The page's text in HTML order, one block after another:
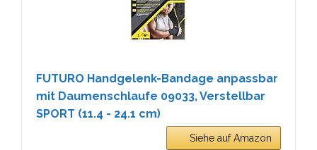
FUTURO Handgelenk-Bandage anpassbar
mit Daumenschlaufe 09033, Verstellbar
SPORT (11.4 - 24.1 cm)
Siehe auf Amazon